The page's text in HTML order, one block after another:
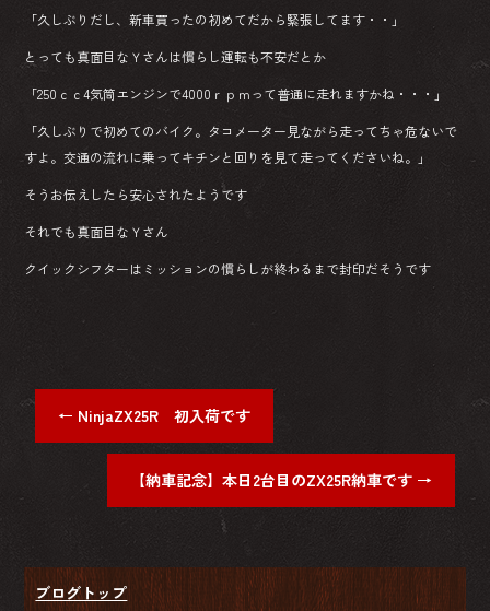
「久しぶりだし、新車買ったの初めてだから緊張してます・・」
とっても真面目なＹさんは慣らし運転も不安だとか
「250ｃｃ4気筒エンジンで4000ｒｐｍって普通に走れますかね・・・」
「久しぶりで初めてのバイク。タコメーター見ながら走ってちゃ危ないで
すよ。交通の流れに乗ってキチンと回りを見て走ってくださいね。」
そうお伝えしたら安心されたようです
それでも真面目なＹさん
クイックシフターはミッションの慣らしが終わるまで封印だそうです
← NinjaZX25R 初入荷です
【納車記念】本日2台目のZX25R納車です →
ブログトップ